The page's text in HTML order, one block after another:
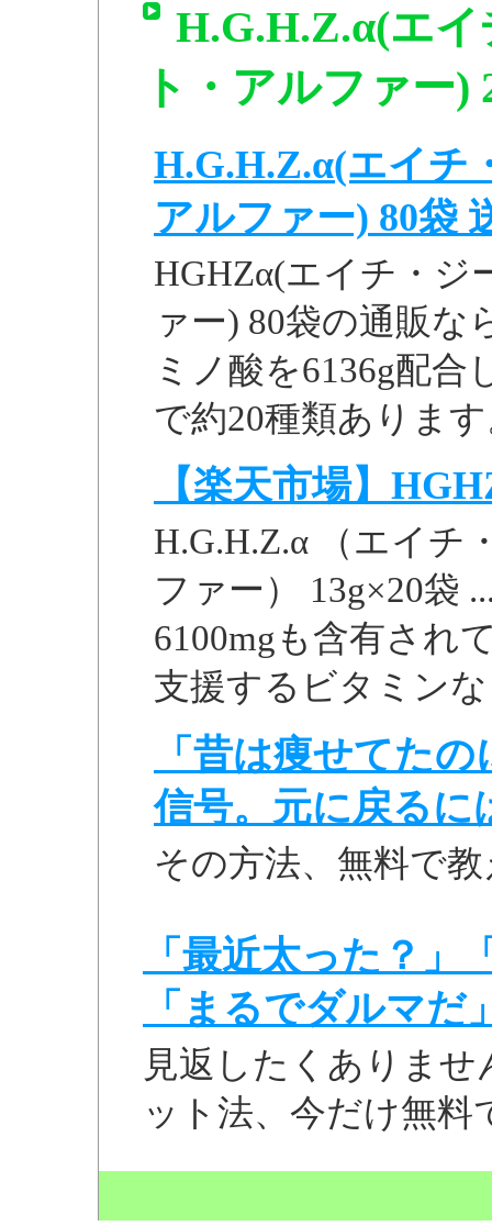
H.G.H.Z.α(エ
ト・アルファー)
H.G.H.Z.α(エイチ
アルファー) 80袋
HGHZα(エイチ・ジ
ァー) 80袋の通販
ミノ酸を6136g配合
で約20種類ありま
【楽天市場】
H.G.H.Z.α （エイチ
ファー） 13g×20袋
6100mgも含有され
支援するビタミン
「昔は痩せてた
信号。元に戻るに
その方法、無料で
「最近太った？
「まるでダルマだ
見返したくありま
ット法、今だけ無料